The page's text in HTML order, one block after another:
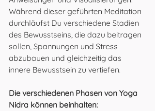
Während dieser geführten Meditation
durchläufst Du verschiedene Stadien
des Bewusstseins, die dazu beitragen
sollen, Spannungen und Stress
abzubauen und gleichzeitig das
innere Bewusstsein zu vertiefen.
Die verschiedenen Phasen von Yoga
Nidra können beinhalten: